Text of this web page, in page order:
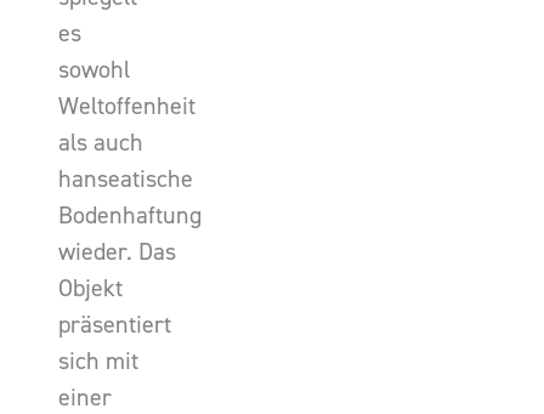
es
sowohl
Weltoffenheit
als auch
hanseatische
Bodenhaftung
wieder. Das
Objekt
präsentiert
sich mit
einer